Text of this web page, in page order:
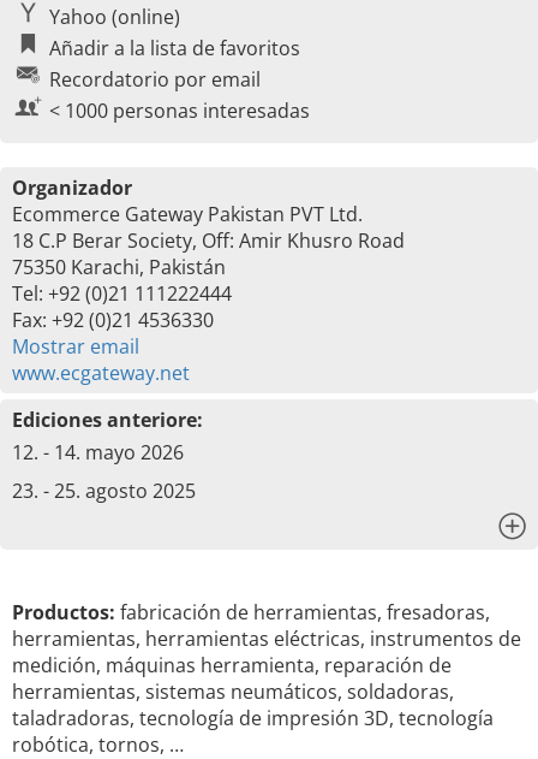
Yahoo (online)
Añadir a la lista de favoritos
Recordatorio por email
< 1000 personas interesadas
Organizador
Ecommerce Gateway Pakistan PVT Ltd.
18 C.P Berar Society, Off: Amir Khusro Road
75350 Karachi, Pakistán
Tel: +92 (0)21 111222444
Fax: +92 (0)21 4536330
Mostrar email
www.ecgateway.net
Ediciones anteriore:
12. - 14. mayo 2026
23. - 25. agosto 2025
Productos: fabricación de herramientas, fresadoras,
herramientas, herramientas eléctricas, instrumentos de
medición, máquinas herramienta, reparación de
herramientas, sistemas neumáticos, soldadoras,
taladradoras, tecnología de impresión 3D, tecnología
robótica, tornos, …